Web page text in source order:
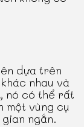
dựa trên
nhau và
nó có thể rất
một vùng cụ
ngắn.